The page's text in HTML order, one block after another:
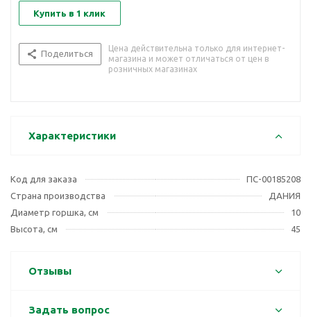
Купить в 1 клик
Поделиться
Цена действительна только для интернет-
магазина и может отличаться от цен в
розничных магазинах
Характеристики
Код для заказа
ПС-00185208
Страна производства
ДАНИЯ
Диаметр горшка, см
10
Высота, см
45
Отзывы
Задать вопрос